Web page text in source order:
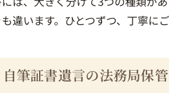
違います。ひとつずつ、丁寧に
筆証書遺言の法務局保